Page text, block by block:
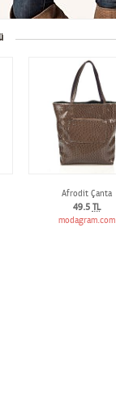
Afrodit Çanta
49.5 TL
modagram.com